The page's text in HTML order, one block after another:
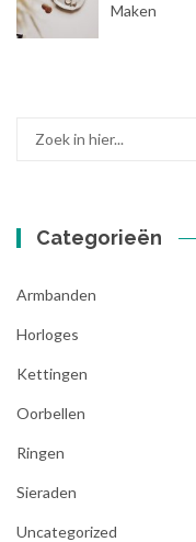
Maken
Categorieën
Armbanden
Horloges
Kettingen
Oorbellen
Ringen
Sieraden
Uncategorized